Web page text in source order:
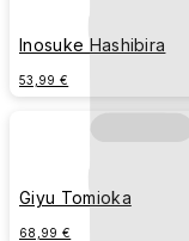
Inosuke Hashibira
53,99 €
Giyu Tomioka
68,99 €